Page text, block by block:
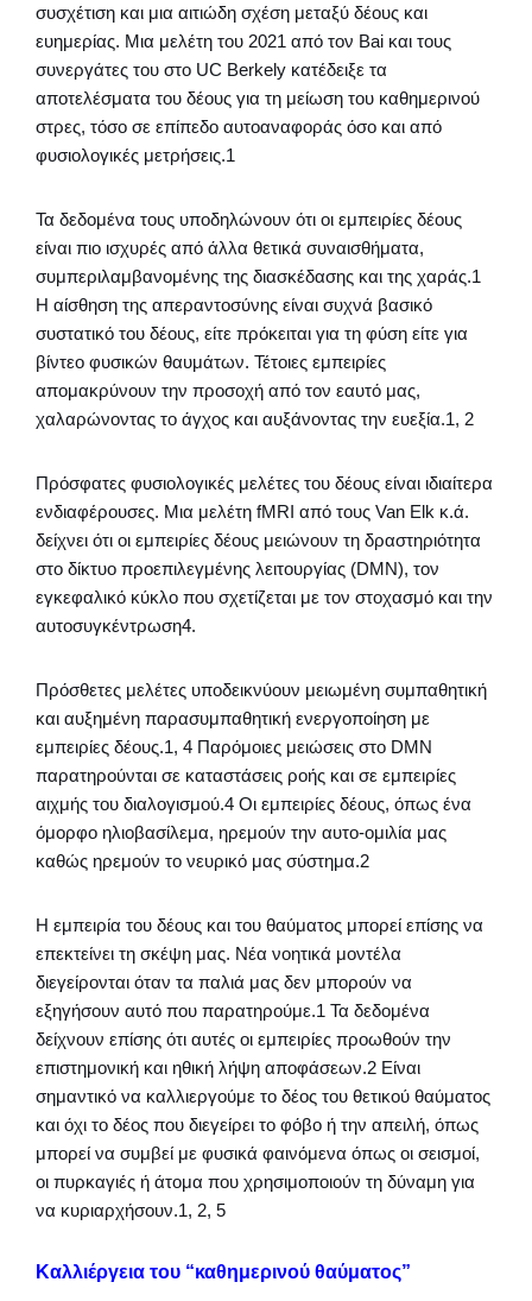
συσχέτιση και μια αιτιώδη σχέση μεταξύ δέους και
ευημερίας. Μια μελέτη του 2021 από τον Bai και τους
συνεργάτες του στο UC Berkely κατέδειξε τα
αποτελέσματα του δέους για τη μείωση του καθημερινού
στρες, τόσο σε επίπεδο αυτοαναφοράς όσο και από
φυσιολογικές μετρήσεις.1
Τα δεδομένα τους υποδηλώνουν ότι οι εμπειρίες δέους
είναι πιο ισχυρές από άλλα θετικά συναισθήματα,
συμπεριλαμβανομένης της διασκέδασης και της χαράς.1
Η αίσθηση της απεραντοσύνης είναι συχνά βασικό
συστατικό του δέους, είτε πρόκειται για τη φύση είτε για
βίντεο φυσικών θαυμάτων. Τέτοιες εμπειρίες
απομακρύνουν την προσοχή από τον εαυτό μας,
χαλαρώνοντας το άγχος και αυξάνοντας την ευεξία.1, 2
Πρόσφατες φυσιολογικές μελέτες του δέους είναι ιδιαίτερα
ενδιαφέρουσες. Μια μελέτη fMRI από τους Van Elk κ.ά.
δείχνει ότι οι εμπειρίες δέους μειώνουν τη δραστηριότητα
στο δίκτυο προεπιλεγμένης λειτουργίας (DMN), τον
εγκεφαλικό κύκλο που σχετίζεται με τον στοχασμό και την
αυτοσυγκέντρωση4.
Πρόσθετες μελέτες υποδεικνύουν μειωμένη συμπαθητική
και αυξημένη παρασυμπαθητική ενεργοποίηση με
εμπειρίες δέους.1, 4 Παρόμοιες μειώσεις στο DMN
παρατηρούνται σε καταστάσεις ροής και σε εμπειρίες
αιχμής του διαλογισμού.4 Οι εμπειρίες δέους, όπως ένα
όμορφο ηλιοβασίλεμα, ηρεμούν την αυτο-ομιλία μας
καθώς ηρεμούν το νευρικό μας σύστημα.2
Η εμπειρία του δέους και του θαύματος μπορεί επίσης να
επεκτείνει τη σκέψη μας. Νέα νοητικά μοντέλα
διεγείρονται όταν τα παλιά μας δεν μπορούν να
εξηγήσουν αυτό που παρατηρούμε.1 Τα δεδομένα
δείχνουν επίσης ότι αυτές οι εμπειρίες προωθούν την
επιστημονική και ηθική λήψη αποφάσεων.2 Είναι
σημαντικό να καλλιεργούμε το δέος του θετικού θαύματος
και όχι το δέος που διεγείρει το φόβο ή την απειλή, όπως
μπορεί να συμβεί με φυσικά φαινόμενα όπως οι σεισμοί,
οι πυρκαγιές ή άτομα που χρησιμοποιούν τη δύναμη για
να κυριαρχήσουν.1, 2, 5
Καλλιέργεια του “καθημερινού θαύματος”